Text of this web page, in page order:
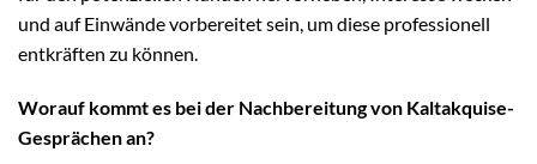
und auf Einwände vorbereitet sein, um diese professionell
entkräften zu können.
Worauf kommt es bei der Nachbereitung von Kaltakquise-
Gesprächen an?